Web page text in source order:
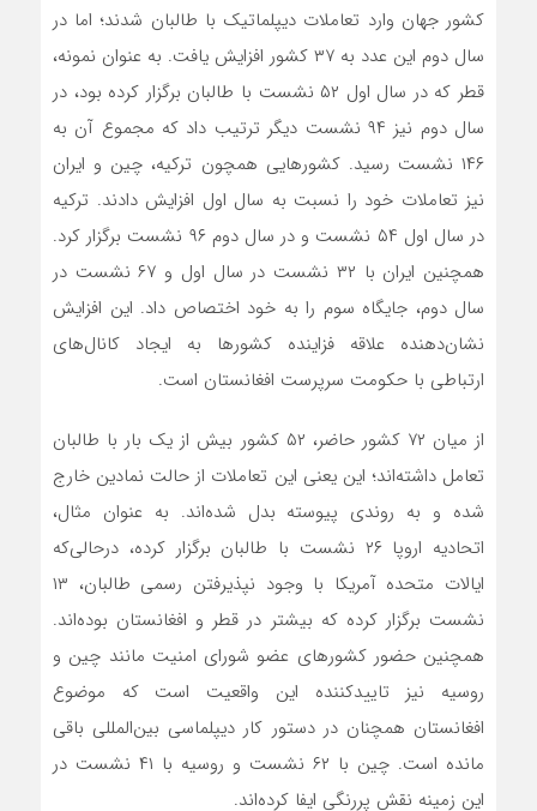
کشور جهان وارد تعاملات دیپلماتیک با طالبان شدند؛ اما در
سال دوم این عدد به ۳۷ کشور افزایش یافت. به عنوان نمونه،
قطر که در سال اول ۵۲ نشست با طالبان برگزار کرده بود، در
سال دوم نیز ۹۴ نشست دیگر ترتیب داد که مجموع آن به
۱۴۶ نشست رسید. کشورهایی همچون ترکیه، چین و ایران
نیز تعاملات خود را نسبت به سال اول افزایش دادند. ترکیه
در سال اول ۵۴ نشست و در سال دوم ۹۶ نشست برگزار کرد.
همچنین ایران با ۳۲ نشست در سال اول و ۶۷ نشست در
سال دوم، جایگاه سوم را به خود اختصاص داد. این افزایش
نشان‌دهنده علاقه فزاینده کشورها به ایجاد کانال‌های
ارتباطی با حکومت سرپرست افغانستان است.
از میان ۷۲ کشور حاضر، ۵۲ کشور بیش از یک بار با طالبان
تعامل داشته‌اند؛ این یعنی این تعاملات از حالت نمادین خارج
شده و به روندی پیوسته بدل شده‌اند. به عنوان مثال،
اتحادیه اروپا ۲۶ نشست با طالبان برگزار کرده، درحالی‌که
ایالات متحده آمریکا با وجود نپذیرفتن رسمی طالبان، ۱۳
نشست برگزار کرده که بیشتر در قطر و افغانستان بوده‌اند.
همچنین حضور کشورهای عضو شورای امنیت مانند چین و
روسیه نیز تاییدکننده این واقعیت است که موضوع
افغانستان همچنان در دستور کار دیپلماسی بین‌المللی باقی
مانده است. چین با ۶۲ نشست و روسیه با ۴۱ نشست در
این زمینه نقش پررنگی ایفا کرده‌اند.